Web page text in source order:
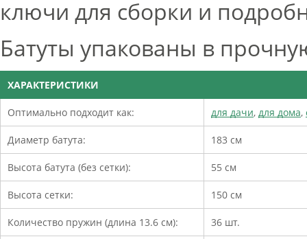
ключи для сборки и
Батуты упакованы в
ХАРАКТЕРИСТИКИ
Оптимально подходит как: для дачи, для дома,
Диаметр батута: 183 см
Высота батута (без сетки): 55 см
Высота сетки: 150 см
Количество пружин (длина 13.6 см): 36 шт.